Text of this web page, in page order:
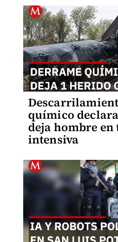
químico
deja hombre
intensiva